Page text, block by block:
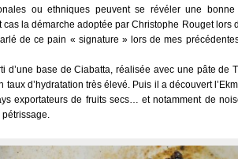
ou ethniques peuvent se révéler une
cas la démarche adoptée par Christophe Rouget
de ce pain « signature » lors de mes
d’une base de Ciabatta, réalisée avec une pâte de
taux d’hydratation très élevé. Puis il a découvert
exportateurs de fruits secs… et notamment de